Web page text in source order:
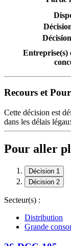
Entreprise(s)
Recours et
Cette décision est
dans les délais
Pour aller
Décision 1
Décision 2
Secteur(s) :
Distribution
Grande